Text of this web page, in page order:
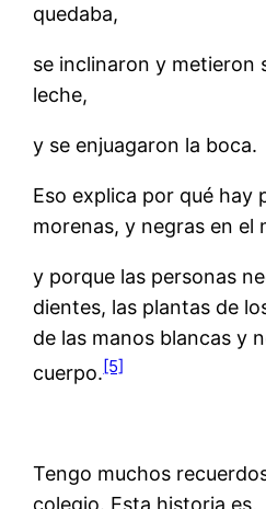
quedaba,
se inclinaron y metieron
leche,
y se enjuagaron la boca.
Eso explica por qué hay
morenas, y negras en el
y porque las personas
dientes, las plantas de
de las manos blancas y
cuerpo.[5]
Tengo muchos
colegio. Esta historia es,